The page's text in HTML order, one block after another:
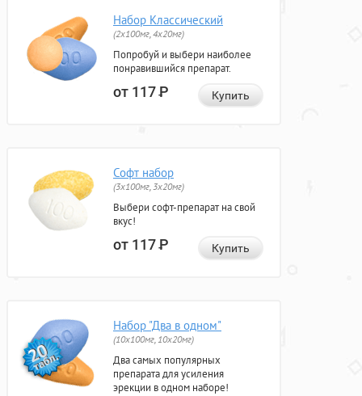
Набор Классический
(2x100мг, 4x20мг)
Попробуй и выбери наиболее
понравившийся препарат.
от 117Р Купить
Софт набор
(3x100мг, 3x20мг)
Выбери софт-препарат на свой
вкус!
от 117Р Купить
Набор "Два в одном"
(10x100мг, 10x20мг)
Два самых популярных
препарата для усиления
эрекции в одном наборе!